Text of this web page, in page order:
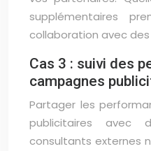
supplémentaires
collaboration avec des
Cas 3 : suivi des
campagnes
Partager les
publicitaires avec
consultants externes